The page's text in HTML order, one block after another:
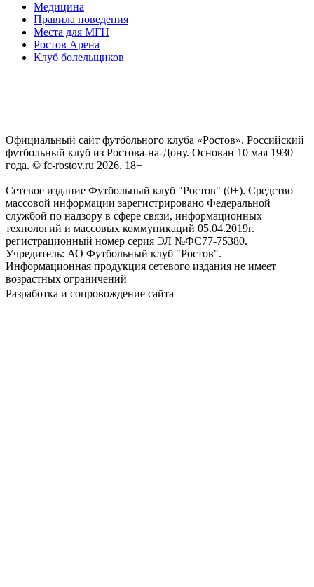
Медицина
Правила поведения
Места для МГН
Ростов Арена
Клуб болельщиков
Официальный сайт футбольного клуба «Ростов». Российский
футбольный клуб из Ростова-на-Дону. Основан 10 мая 1930
года. © fc-rostov.ru 2026, 18+
Сетевое издание Футбольный клуб "Ростов" (0+). Средство
массовой информации зарегистрировано Федеральной
службой по надзору в сфере связи, информационных
технологий и массовых коммуникаций 05.04.2019г.
регистрационный номер серия ЭЛ №ФС77-75380.
Учредитель: АО Футбольный клуб "Ростов".
Информационная продукция сетевого издания не имеет
возрастных ограничений
Разработка и сопровождение сайта